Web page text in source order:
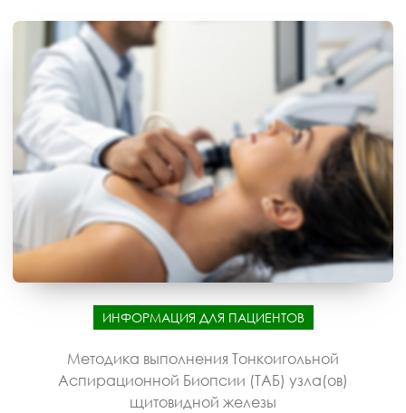
ИНФОРМАЦИЯ ДЛЯ ПАЦИЕНТОВ
Методика выполнения Тонкоигольной
Аспирационной Биопсии (ТАБ) узла(ов)
щитовидной железы